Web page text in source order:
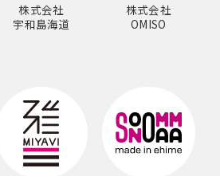
株式会社
宇和島海道
株式会社
OMISO